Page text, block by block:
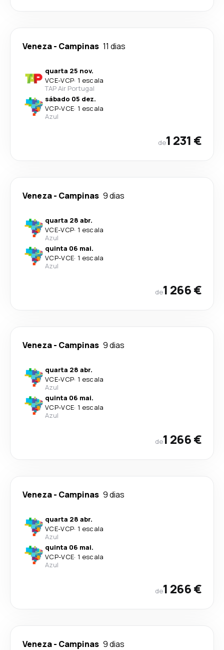
Veneza- Campinas 11 dias
quarta 25 nov.
VCE-VCP· 1 escala
TAP Air Portugal
sábado 05 dez.
VCP-VCE· 1 escala
Azul
de1 231 €
Veneza- Campinas 9 dias
quarta 28 abr.
VCE-VCP· 1 escala
Azul
quinta 06 mai.
VCP-VCE· 1 escala
Azul
de1 266 €
Veneza- Campinas 9 dias
quarta 28 abr.
VCE-VCP· 1 escala
Azul
quinta 06 mai.
VCP-VCE· 1 escala
Azul
de1 266 €
Veneza- Campinas 9 dias
quarta 28 abr.
VCE-VCP· 1 escala
Azul
quinta 06 mai.
VCP-VCE· 1 escala
Azul
de1 266 €
Veneza- Campinas 9 dias